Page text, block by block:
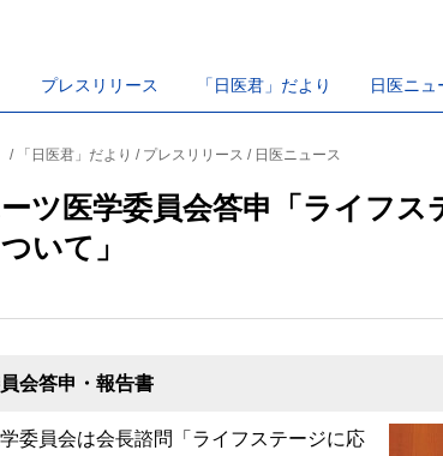
プレスリリース 「日医君」だより 日医ニュ
「日医君」だより / プレスリリース / 日医ニュース
ツ医学委員会答申「ライフ
いて」
会答申・報告書
委員会は会長諮問「ライフステージに応